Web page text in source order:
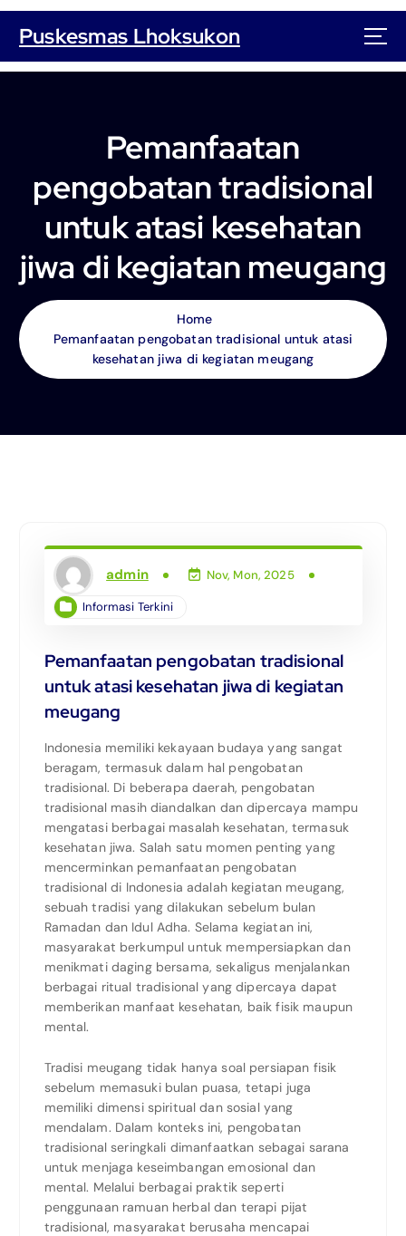
S
p
Puskesmas Lhoksukon
Pemanfaatan
pengobatan tradisional
untuk atasi kesehatan
jiwa di kegiatan meugang
Home
Pemanfaatan pengobatan tradisional untuk atasi
kesehatan jiwa di kegiatan meugang
admin Nov, Mon, 2025
Informasi Terkini
Pemanfaatan pengobatan tradisional
untuk atasi kesehatan jiwa di kegiatan
meugang
Indonesia memiliki kekayaan budaya yang sangat
beragam, termasuk dalam hal pengobatan
tradisional. Di beberapa daerah, pengobatan
tradisional masih diandalkan dan dipercaya mampu
mengatasi berbagai masalah kesehatan, termasuk
kesehatan jiwa. Salah satu momen penting yang
mencerminkan pemanfaatan pengobatan
tradisional di Indonesia adalah kegiatan meugang,
sebuah tradisi yang dilakukan sebelum bulan
Ramadan dan Idul Adha. Selama kegiatan ini,
masyarakat berkumpul untuk mempersiapkan dan
menikmati daging bersama, sekaligus menjalankan
berbagai ritual tradisional yang dipercaya dapat
memberikan manfaat kesehatan, baik fisik maupun
mental.
Tradisi meugang tidak hanya soal persiapan fisik
sebelum memasuki bulan puasa, tetapi juga
memiliki dimensi spiritual dan sosial yang
mendalam. Dalam konteks ini, pengobatan
tradisional seringkali dimanfaatkan sebagai sarana
untuk menjaga keseimbangan emosional dan
mental. Melalui berbagai praktik seperti
penggunaan ramuan herbal dan terapi pijat
tradisional, masyarakat berusaha mencapai